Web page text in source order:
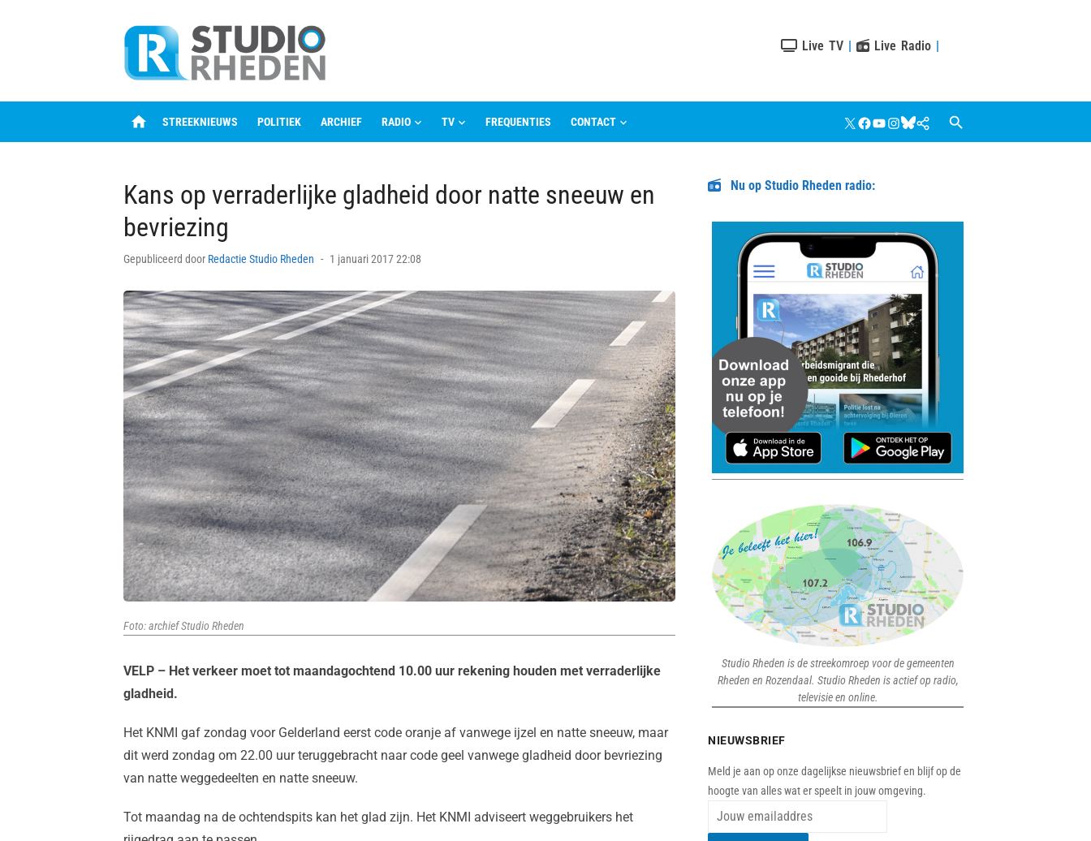
Live TV | Live Radio |
home STREEKNIEUWS POLITIEK ARCHIEF RADIO TV FREQUENTIES CONTACT X Facebook
YouTube
Instagram
Bluesky
Google
Nieuws
Kans op verraderlijke gladheid door natte sneeuw en
bevriezing
Gepubliceerd door Redactie Studio Rheden
Posted
1 januari 2017 22:08
Foto: archief Studio Rheden
VELP – Het verkeer moet tot maandagochtend 10.00 uur rekening houden met verraderlijke
gladheid.
Het KNMI gaf zondag voor Gelderland eerst code oranje af vanwege ijzel en natte sneeuw, maar
dit werd zondag om 22.00 uur teruggebracht naar code geel vanwege gladheid door bevriezing
van natte weggedeelten en natte sneeuw.
Tot maandag na de ochtendspits kan het glad zijn. Het KNMI adviseert weggebruikers het
Nu op Studio Rheden radio:
Studio Rheden is de streekomroep voor de gemeenten
Rheden en Rozendaal. Studio Rheden is actief op radio,
televisie en online.
NIEUWSBRIEF
Meld je aan op onze dagelijkse nieuwsbrief en blijf op de
hoogte van alles wat er speelt in jouw omgeving.